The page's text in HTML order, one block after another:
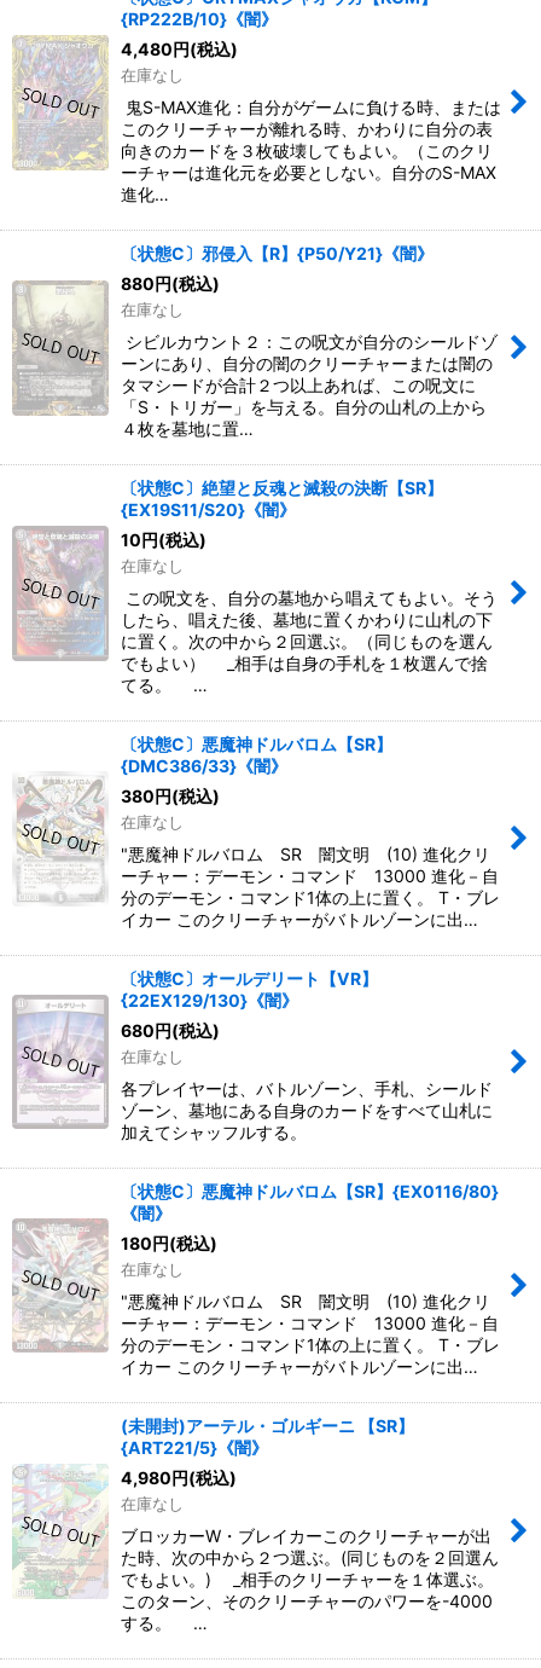
{RP222B/10}《闇》
4,480 円(税込)
在庫なし
鬼S-MAX進化：自分がゲームに負ける時、または
このクリーチャーが離れる時、かわりに自分の表
向きのカードを３枚破壊してもよい。（このクリ
ーチャーは進化元を必要としない。自分のS-MAX
進化…
〔状態C〕邪侵入【R】{P50/Y21}《闇》
880 円(税込)
在庫なし
シビルカウント２：この呪文が自分のシールドゾ
ーンにあり、自分の闇のクリーチャーまたは闇の
タマシードが合計２つ以上あれば、この呪文に
「S・トリガー」を与える。自分の山札の上から
４枚を墓地に置…
〔状態C〕絶望と反魂と滅殺の決断【SR】
{EX19S11/S20}《闇》
10 円(税込)
在庫なし
この呪文を、自分の墓地から唱えてもよい。そう
したら、唱えた後、墓地に置くかわりに山札の下
に置く。次の中から２回選ぶ。（同じものを選ん
でもよい） _相手は自身の手札を１枚選んで捨
てる。 …
〔状態C〕悪魔神ドルバロム【SR】
{DMC386/33}《闇》
380 円(税込)
在庫なし
"悪魔神ドルバロム SR 闇文明 (10) 進化クリ
ーチャー：デーモン・コマンド 13000 進化－自
分のデーモン・コマンド1体の上に置く。 T・ブレ
イカー このクリーチャーがバトルゾーンに出…
〔状態C〕オールデリート【VR】
{22EX129/130}《闇》
680 円(税込)
在庫なし
各プレイヤーは、バトルゾーン、手札、シールド
ゾーン、墓地にある自身のカードをすべて山札に
加えてシャッフルする。
〔状態C〕悪魔神ドルバロム【SR】{EX0116/80}
《闇》
180 円(税込)
在庫なし
"悪魔神ドルバロム SR 闇文明 (10) 進化クリ
ーチャー：デーモン・コマンド 13000 進化－自
分のデーモン・コマンド1体の上に置く。 T・ブレ
イカー このクリーチャーがバトルゾーンに出…
(未開封)アーテル・ゴルギーニ 【SR】
{ART221/5}《闇》
4,980 円(税込)
在庫なし
ブロッカーW・ブレイカーこのクリーチャーが出
た時、次の中から２つ選ぶ。(同じものを２回選ん
でもよい。) _相手のクリーチャーを１体選ぶ。
このターン、そのクリーチャーのパワーを-4000
する。 …